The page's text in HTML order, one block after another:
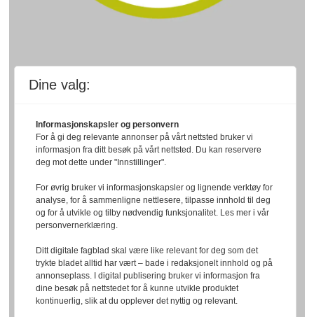
Dine valg:
Informasjonskapsler og personvern
For å gi deg relevante annonser på vårt nettsted bruker vi
informasjon fra ditt besøk på vårt nettsted. Du kan reservere
deg mot dette under "Innstillinger".
For øvrig bruker vi informasjonskapsler og lignende verktøy for
analyse, for å sammenligne nettlesere, tilpasse innhold til deg
og for å utvikle og tilby nødvendig funksjonalitet. Les mer i vår
personvernerklæring.
Ditt digitale fagblad skal være like relevant for deg som det
trykte bladet alltid har vært – bade i redaksjonelt innhold og på
annonseplass. I digital publisering bruker vi informasjon fra
dine besøk på nettstedet for å kunne utvikle produktet
kontinuerlig, slik at du opplever det nyttig og relevant.